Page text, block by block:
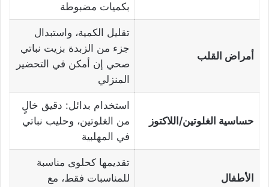
بكميات مضبوطة
أمراض القلب
تقليل الكمية، واستبدال
جزء من الزبدة بزيت نباتي
صحي إن أمكن في التحضير
المنزلي
حساسية الغلوتين/اللاكتوز
استخدام بدائل: دقيق خالٍ
من الغلوتين، وحليب نباتي
في المهلبية
الأطفال
تقديمها كحلوى مناسبة
للمناسبات فقط، مع